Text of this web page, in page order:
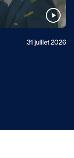
31 juillet 2026